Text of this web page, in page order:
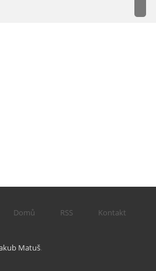
Domů RSS Kontakt
Matuš.